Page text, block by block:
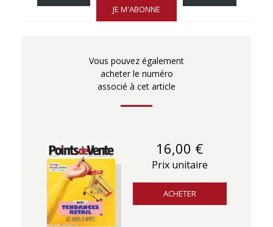
JE M'ABONNE
Vous pouvez également
acheter le numéro
associé à cet article
16,00 €
Prix unitaire
ACHETER